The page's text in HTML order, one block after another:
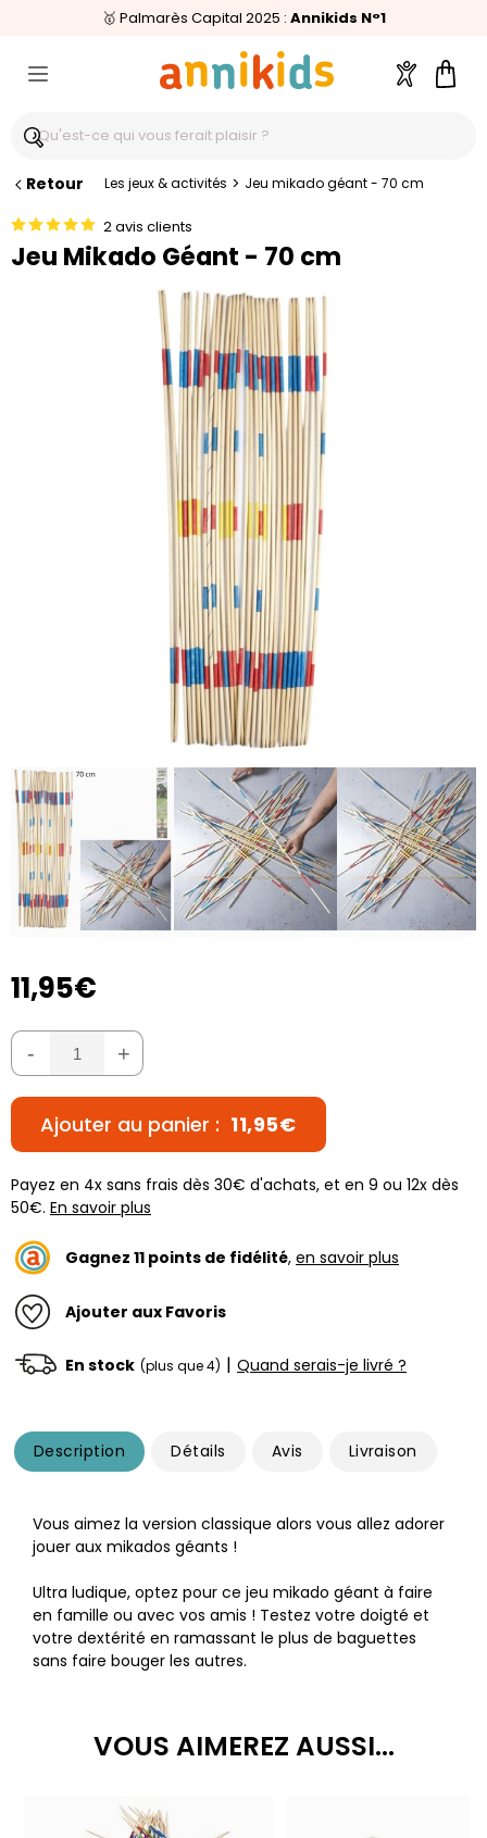
Livraison relais offertedès 59€🚚
🥇 Palmarès Capital 2025 : Annikids N°1
⭐⭐⭐⭐⭐4,6/5(24 000 avis clients)
Compte
Retour Les jeux & activités > Jeu mikado géant - 70 cm
2 avis clients
Jeu Mikado Géant - 70 cm
11,95€
- +
Ajouter au panier : 11,95€
Payez en 4x sans frais dès 30€ d'achats, et en 9 ou 12x dès
50€. En savoir plus
Gagnez 11 points de fidélité, en savoir plus
Ajouter aux Favoris
En stock (plus que 4) | Quand serais-je livré ?
Description Détails Avis Livraison
Vous aimez la version classique alors vous allez adorer
jouer aux mikados géants !
Ultra ludique, optez pour ce jeu mikado géant à faire
en famille ou avec vos amis ! Testez votre doigté et
votre dextérité en ramassant le plus de baguettes
sans faire bouger les autres.
VOUS AIMEREZ AUSSI...